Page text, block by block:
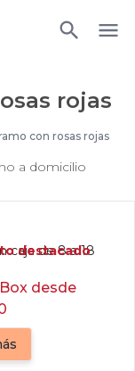
rojas
con rosas rojas
a domicilio
destacado
caja de 8 a 18
desde